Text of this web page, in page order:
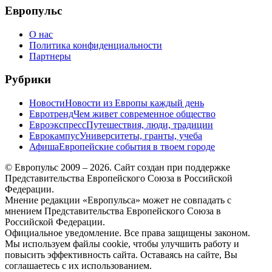
Европульс
О нас
Политика конфиденциальности
Партнеры
Рубрики
НовостиНовости из Европы каждый день
ЕвротрендЧем живет современное общество
ЕвроэкспрессПутешествия, люди, традиции
ЕврокампусУниверситеты, гранты, учеба
АфишаЕвропейские события в твоем городе
© Европульс 2009 – 2026. Сайт создан при поддержке
Представительства Европейского Союза в Российской
Федерации.
Мнение редакции «Европульса» может не совпадать с
мнением Представительства Европейского Союза в
Российской Федерации.
Официальное уведомление. Все права защищены законом.
Мы используем файлы cookie, чтобы улучшить работу и
повысить эффективность сайта. Оставаясь на сайте, Вы
соглашаетесь с их использованием.